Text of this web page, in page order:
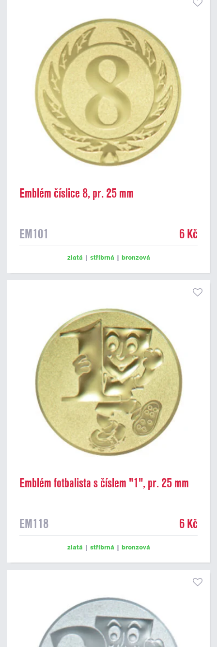
Emblém číslice 8, pr. 25 mm
EM101 6 Kč
zlatá | stříbrná | bronzová
Emblém fotbalista s číslem "1", pr. 25 mm
EM118 6 Kč
zlatá | stříbrná | bronzová